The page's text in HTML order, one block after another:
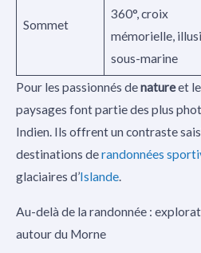
Sommet
360°, croix
mémorielle,
sous-marine
Pour les passionnés denatureet
paysages font partie des plus
Indien. Ils offrent un contraste
destinations derandonnées
glaciaires d’Islande.
Au-delà de la randonnée :
autour du Morne